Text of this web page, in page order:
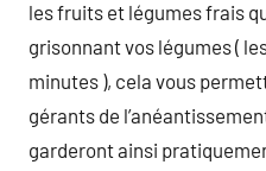
les fruits et légumes frais
grisonnant vos légumes (
minutes ), cela vous
gérants de
garderont ainsi